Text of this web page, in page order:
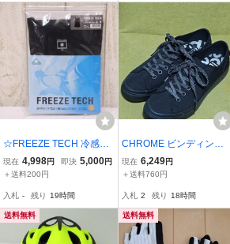
☆FREEZE TECH 冷感メ
ッシュシャツ ノースリー
ブ クルーネック Mサイズ
現在 4,998円 即決 5,000円
＋送料200円
入札 - 残り 19時間
CHROME ビンディング
シューズ 27cm 9
現在 6,249円
＋送料760円
入札 2 残り 18時間
送料無料 送料無料